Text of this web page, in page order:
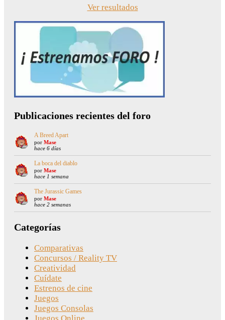
Ver resultados
Publicaciones recientes del foro
A Breed Apart
por Mase
hace 6 días
La boca del diablo
por Mase
hace 1 semana
The Jurassic Games
por Mase
hace 2 semanas
Categorías
Comparativas
Concursos / Reality TV
Creatividad
Cuídate
Estrenos de cine
Juegos
Juegos Consolas